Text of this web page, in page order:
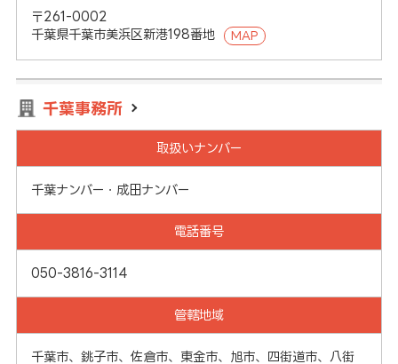
〒261-0002
千葉県千葉市美浜区新港198番地
MAP
千葉事務所
取扱いナンバー
千葉ナンバー・成田ナンバー
電話番号
050-3816-3114
管轄地域
千葉市、銚子市、佐倉市、東金市、旭市、四街道市、八街